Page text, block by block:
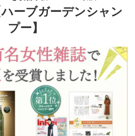
ハーブガーデンシャン
プー】